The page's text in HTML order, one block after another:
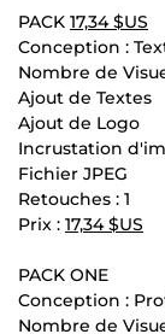
PACK 17,34 $US
Conception :
Nombre de
Ajout de Textes
Ajout de Logo
Incrustation
Fichier JPEG
Retouches : 1
Prix : 17,34 $US
PACK ONE
Conception :
Nombre de